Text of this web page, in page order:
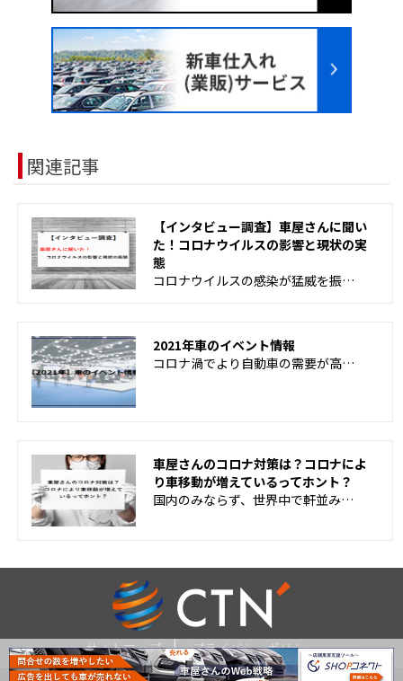
関連記事
【インタビュー調査】車屋さんに聞い
た！コロナウイルスの影響と現状の実
態
コロナウイルスの感染が猛威を振…
2021年車のイベント情報
コロナ渦でより自動車の需要が高…
車屋さんのコロナ対策は？コロナによ
り車移動が増えているってホント？
国内のみならず、世界中で軒並み…
サイトマップ プライバシーポリシー